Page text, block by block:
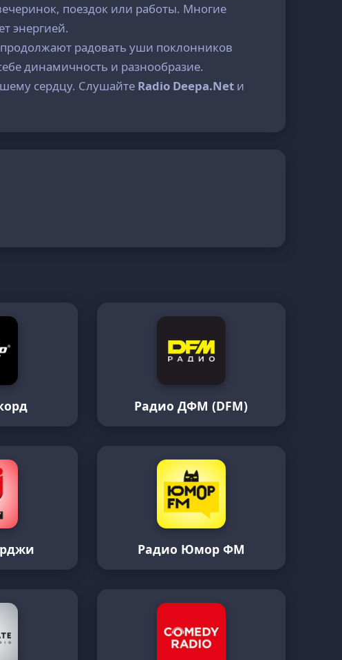
поездок или работы. Многие
энергией.
радовать уши поклонников
динамичность и разнообразие.
сердцу. Слушайте Radio Deepa.Net и
Радио ДФМ (DFM)
Радио Юмор ФМ